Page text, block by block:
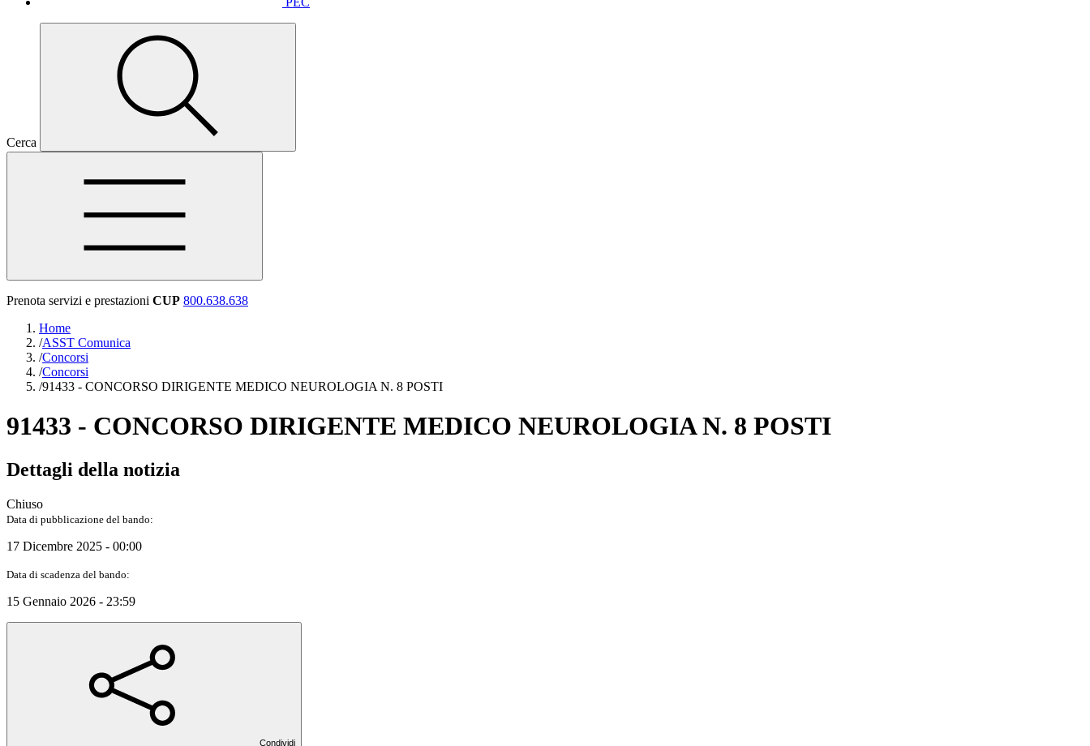
Cerca
Prenota servizi e prestazioni CUP 800.638.638
Home
/ASST Comunica
/Concorsi
/Concorsi
/91433 - CONCORSO DIRIGENTE MEDICO NEUROLOGIA N. 8 POSTI
91433 - CONCORSO DIRIGENTE MEDICO NEUROLOGIA N. 8 POSTI
Dettagli della notizia
Chiuso
Data di pubblicazione del bando:
17 Dicembre 2025 - 00:00
Data di scadenza del bando:
15 Gennaio 2026 - 23:59
Condividi